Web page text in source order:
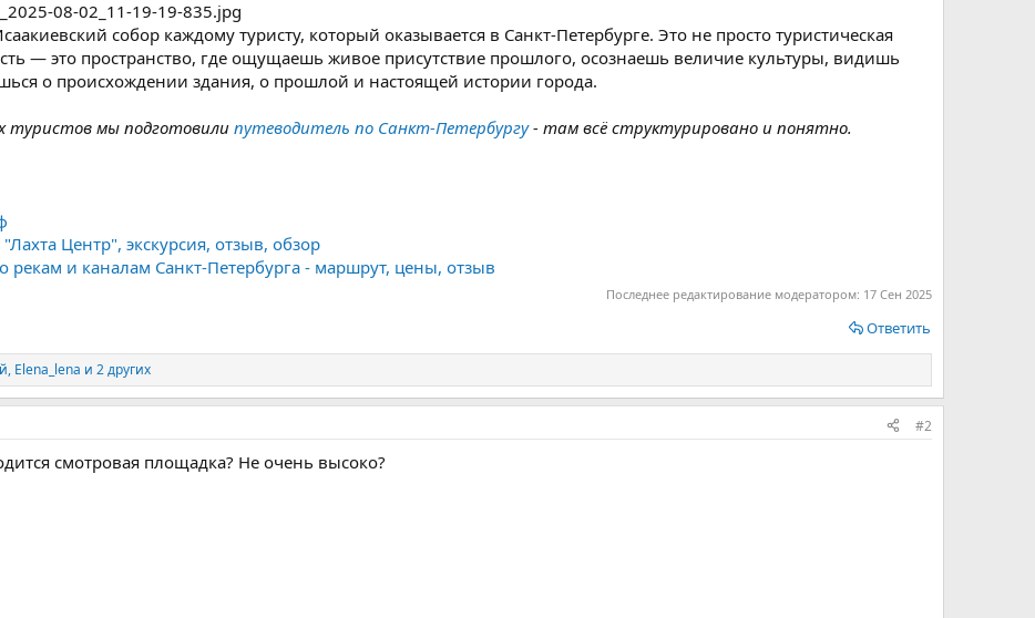
собор каждому туристу, который оказывается в Санкт-Петербурге. Это не просто туристическая
— это пространство, где ощущаешь живое присутствие прошлого, осознаешь величие культуры, видишь
о происхождении здания, о прошлой и настоящей истории города.
туристов мы подготовилипутеводитель по Санкт-Петербургу- там всё структурировано и понятно.
Центр", экскурсия, отзыв, обзор
рекам и каналам Санкт-Петербурга - маршрут, цены, отзыв
Последнее редактирование модератором: 17 Сен 2025
Ответить
, Elena_lena и 2 других
#2
смотровая площадка? Не очень высоко?